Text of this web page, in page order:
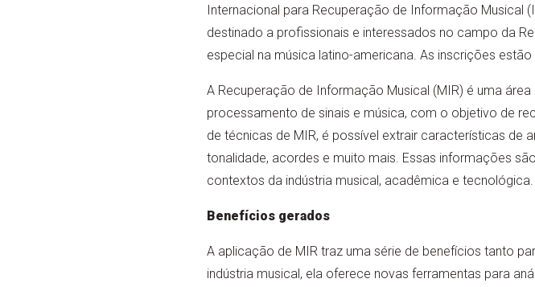
Internacional para Recuperação de Informação
destinado a profissionais e interessados no campo da
especial na música latino-americana. As inscrições
A Recuperação de Informação Musical (MIR) é uma
processamento de sinais e música, com o objetivo de
de técnicas de MIR, é possível extrair características de
tonalidade, acordes e muito mais. Essas informações
contextos da indústria musical, acadêmica e tecnológica.
Benefícios gerados
A aplicação de MIR traz uma série de benefícios tanto
indústria musical, ela oferece novas ferramentas para